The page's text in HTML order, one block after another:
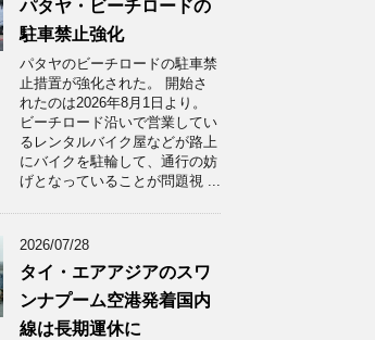
パタヤ・ビーチロードの
駐車禁止強化
パタヤのビーチロードの駐車禁
止措置が強化された。 開始さ
れたのは2026年8月1日より。
ビーチロード沿いで営業してい
るレンタルバイク屋などが路上
にバイクを駐輪して、通行の妨
げとなっていることが問題視 ...
2026/07/28
タイ・エアアジアのスワ
ンナプーム空港発着国内
線は長期運休に